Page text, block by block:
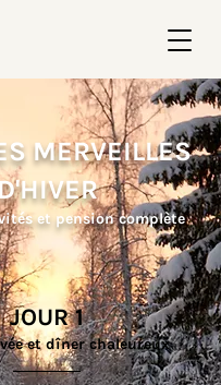
MERVEILLES
et pension complète
JOUR 1
et dîner chaleureux